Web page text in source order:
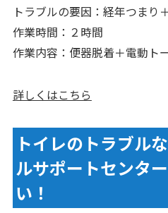
トラブルの要因：経年つまり
作業時間：２時間
作業内容：便器脱着＋電動ト
詳しくはこちら
トイレのトラブル
ルサポートセンタ
い！